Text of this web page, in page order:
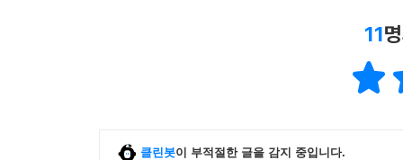
11
클린봇이 부적절한 글을 감지 중입니다.